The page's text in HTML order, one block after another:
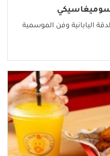
اليابانية وفن الموسمية